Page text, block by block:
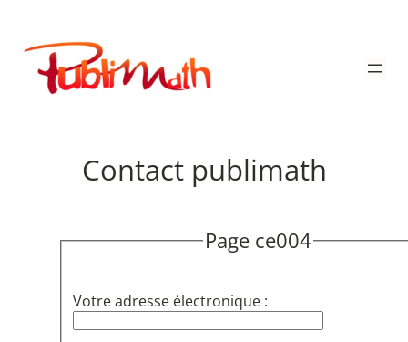
contenu
Publimath
Contact publimath
Page ce004
Votre adresse électronique :